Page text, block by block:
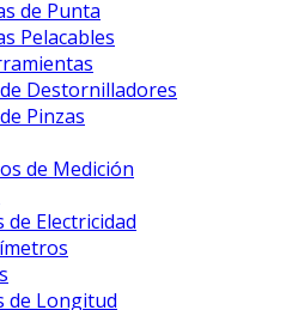
de Punta
Pelacables
Destornilladores
Pinzas
de Medición
de Electricidad
de Longitud